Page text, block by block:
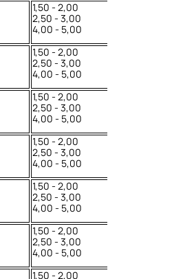
1,50 - 2,00
2,50 - 3,00
4,00 - 5,00
1,50 - 2,00
2,50 - 3,00
4,00 - 5,00
1,50 - 2,00
2,50 - 3,00
4,00 - 5,00
1,50 - 2,00
2,50 - 3,00
4,00 - 5,00
1,50 - 2,00
2,50 - 3,00
4,00 - 5,00
1,50 - 2,00
2,50 - 3,00
4,00 - 5,00
1,50 - 2,00